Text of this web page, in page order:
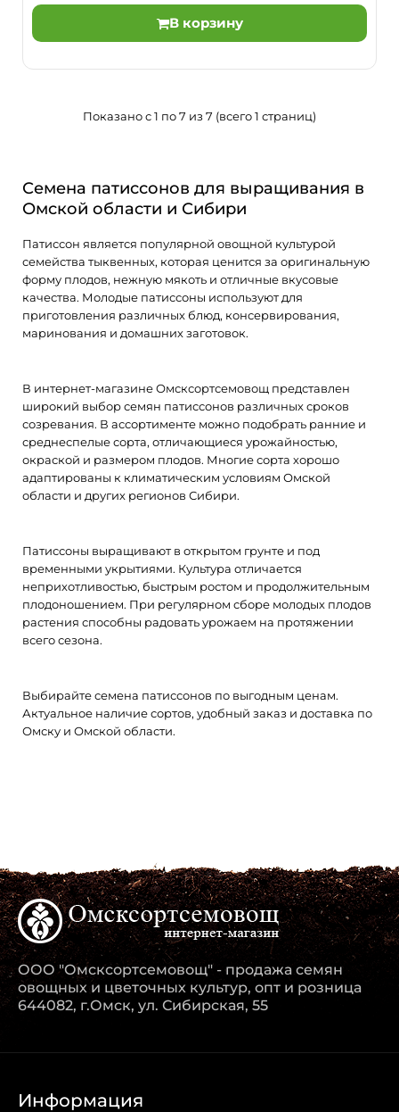
Патиссон Черепашка смесь 1г Гавриш
47.00 ₽/шт.
В корзину
Показано с 1 по 7 из 7 (всего 1 страниц)
Семена патиссонов для выращивания в
Омской области и Сибири
Патиссон является популярной овощной культурой
семейства тыквенных, которая ценится за оригинальную
форму плодов, нежную мякоть и отличные вкусовые
качества. Молодые патиссоны используют для
приготовления различных блюд, консервирования,
маринования и домашних заготовок.
В интернет-магазине Омсксортсемовощ представлен
широкий выбор семян патиссонов различных сроков
созревания. В ассортименте можно подобрать ранние и
среднеспелые сорта, отличающиеся урожайностью,
окраской и размером плодов. Многие сорта хорошо
адаптированы к климатическим условиям Омской
области и других регионов Сибири.
Патиссоны выращивают в открытом грунте и под
временными укрытиями. Культура отличается
неприхотливостью, быстрым ростом и продолжительным
плодоношением. При регулярном сборе молодых плодов
растения способны радовать урожаем на протяжении
всего сезона.
Выбирайте семена патиссонов по выгодным ценам.
Актуальное наличие сортов, удобный заказ и доставка по
Омску и Омской области.
ООО "Омсксортсемовощ" - продажа семян
овощных и цветочных культур, опт и розница
644082, г.Омск, ул. Сибирская, 55
Информация